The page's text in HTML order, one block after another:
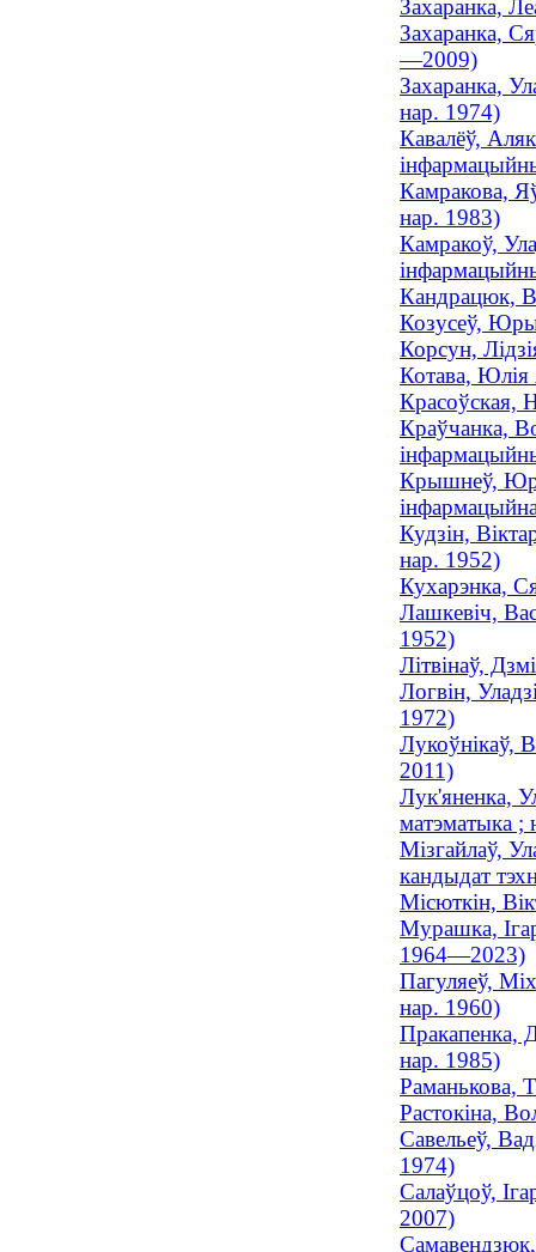
Захаранка,
Захаранка,
—2009)
Захаранка,
нар. 1974)
Кавалёў,
Камракова,
нар. 1983)
Камракоў,
Кандрацюк,
Козусеў,
Корсун,
Котава, Юлiя
Красоўская,
Краўчанка,
Крышнеў,
Кудзін,
нар. 1952)
Кухарэнка,
Лашкевіч,
1952)
Літвінаў,
Логвін,
1972)
Лукоўнікаў,
2011)
Лук'яненка,
матэматыка ;
Мізгайлаў,
кандыдат
Місюткін,
Мурашка,
1964—2023)
Пагуляеў,
нар. 1960)
Пракапенка,
нар. 1985)
Раманькова,
Растокіна,
Савельеў,
1974)
Салаўцоў,
2007)
Самавендзюк,